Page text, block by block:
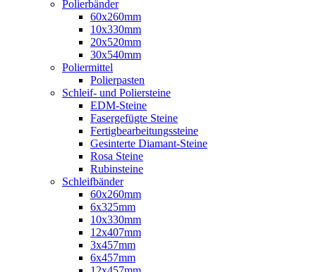
Polierbänder
60x260mm
10x330mm
20x520mm
30x540mm
Poliermittel
Polierpasten
Schleif- und Poliersteine
EDM-Steine
Fasergefügte Steine
Fertigbearbeitungssteine
Gesinterte Diamant-Steine
Rosa Steine
Rubinsteine
Schleifbänder
60x260mm
6x325mm
10x330mm
12x407mm
3x457mm
6x457mm